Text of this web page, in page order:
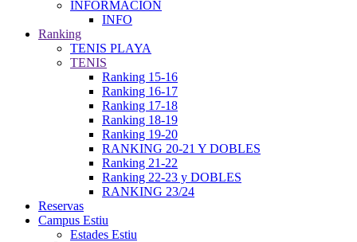
INFORMACION
INFO
Ranking
TENIS PLAYA
TENIS
Ranking 15-16
Ranking 16-17
Ranking 17-18
Ranking 18-19
Ranking 19-20
RANKING 20-21 Y DOBLES
Ranking 21-22
Ranking 22-23 y DOBLES
RANKING 23/24
Reservas
Campus Estiu
Estades Estiu